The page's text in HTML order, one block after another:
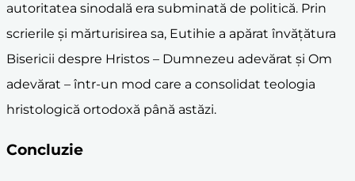
autoritatea sinodală era subminată de politică. Prin
scrierile și mărturisirea sa, Eutihie a apărat învățătura
Bisericii despre Hristos – Dumnezeu adevărat și Om
adevărat – într-un mod care a consolidat teologia
hristologică ortodoxă până astăzi.
Concluzie